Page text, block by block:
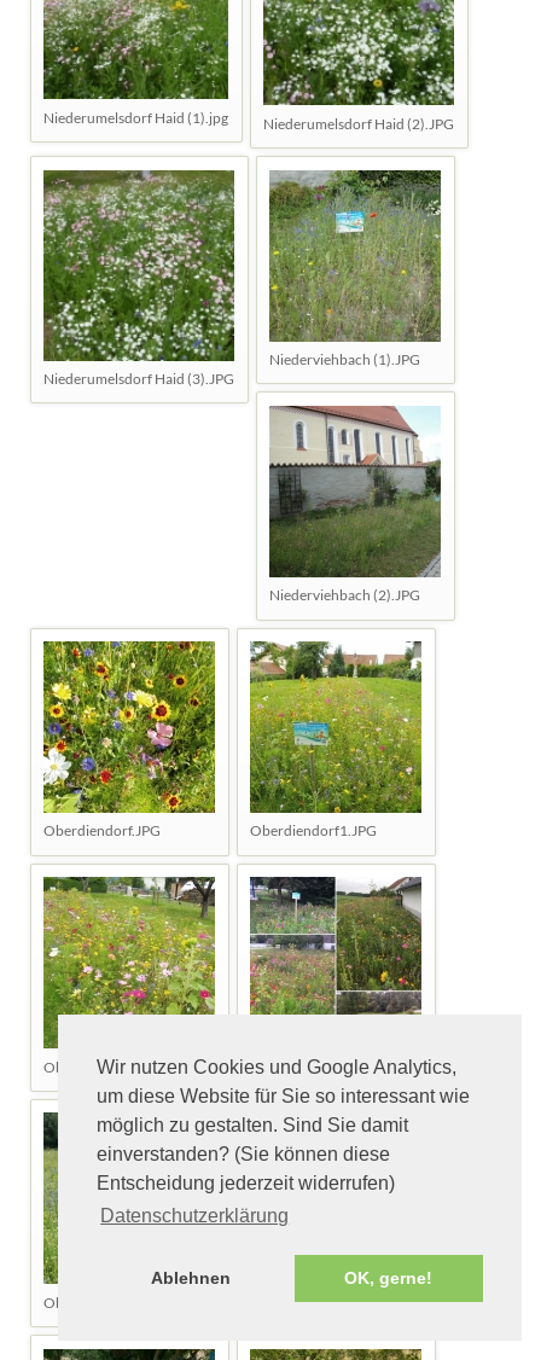
Wir nutzen Cookies und Google Analytics,
um diese Website für Sie so interessant wie
möglich zu gestalten. Sind Sie damit
einverstanden? (Sie können diese
Entscheidung jederzeit widerrufen)
Datenschutzerklärung
Ablehnen OK, gerne!
Niederumelsdorf Haid (1).jpg Niederumelsdorf Haid (2).JPG
Niederumelsdorf Haid (3).JPG
Niederviehbach (1).JPG
Niederviehbach (2).JPG
Oberdiendorf.JPG Oberdiendorf1.JPG
Oberdiendorf2.JPG Oberglaim.jpg
Oberhatzkofen (1).jpg Oberhatzkofen (2).jpg